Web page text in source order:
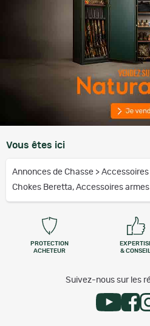
Vous êtes ici
Annonces de Chasse >
Chokes Beretta, Accessoires
PROTECTION
ACHETEUR
&
Suivez-nous sur les